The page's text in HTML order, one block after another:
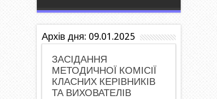
Архів дня: 09.01.2025
ЗАСІДАННЯ
МЕТОДИЧНОЇ КОМІСІЇ
КЛАСНИХ КЕРІВНИКІВ
ТА ВИХОВАТЕЛІВ